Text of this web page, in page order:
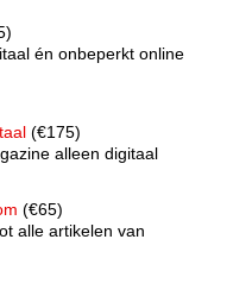
én onbeperkt online
(€175)
alleen digitaal
(€65)
alle artikelen van